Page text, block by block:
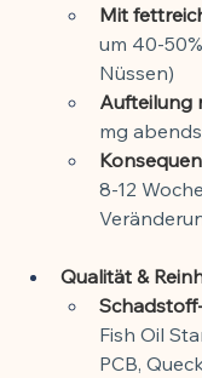
Mit
um 40-
Nüssen)
Aufteilung
mg
8-12
Qualität &
Fish Oil
PCB,